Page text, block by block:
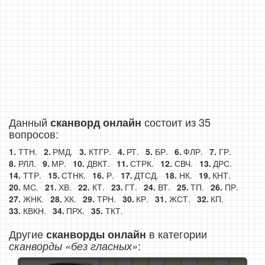
Данный сканворд онлайн состоит из 35
вопросов:
ТТН. РМД. КТГР. РТ. БР. ФЛР.
ГР.
РЛЛ.
МР. ДВКТ. СТРК. СВЧ.
ДРС.
ТТР.
СТНК. Р. ДТСД. НК.
КНТ.
МС.
ХВ. КТ. ГТ. ВТ. ТП.
ПР.
ЖНК.
ХК. ТРН. КР. ЖСТ.
КП.
КВКН.
ПРХ. ТКТ.
Другиесканворды онлайн в категории
сканворды «без гласных»: